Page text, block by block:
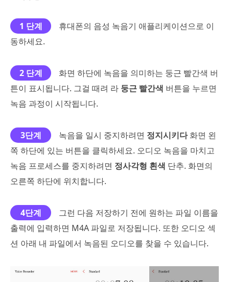
1 단계
휴대폰의 음성 녹음기 애플리케이션으로 이
동하세요.
2 단계
화면 하단에 녹음을 의미하는 둥근 빨간색 버
튼이 표시됩니다. 그걸 때려 라 둥근 빨간색 버튼을 누르면
녹음 과정이 시작됩니다.
3단계 녹음을 일시 중지하려면 정지시키다화면 왼
쪽 하단에 있는 버튼을 클릭하세요. 오디오 녹음을 마치고
녹음 프로세스를 중지하려면 정사각형 흰색 단추. 화면의
오른쪽 하단에 위치합니다.
4단계
그런 다음 저장하기 전에 원하는 파일 이름을
출력에 입력하면 M4A 파일로 저장됩니다. 또한 오디오 섹
션 아래 내 파일에서 녹음된 오디오를 찾을 수 있습니다.